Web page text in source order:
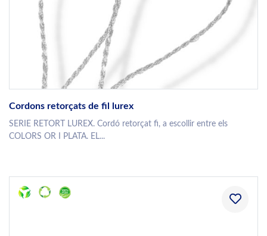
Cordons retorçats de fil lurex
SERIE RETORT LUREX. Cordó retorçat fi, a escollir entre els
COLORS OR I PLATA. EL...